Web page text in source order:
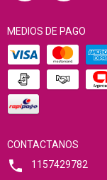
MEDIOS DE PAGO
CONTACTANOS
1157429782